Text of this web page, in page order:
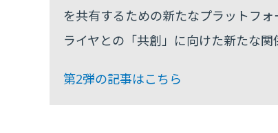
を共有するための新たなプラットフ
ライヤとの「共創」に向けた新たな関
第2弾の記事はこちら